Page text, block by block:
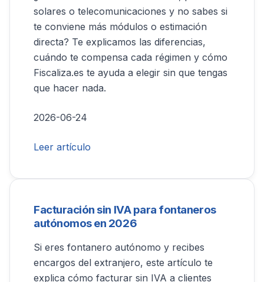
solares o telecomunicaciones y no sabes si
te conviene más módulos o estimación
directa? Te explicamos las diferencias,
cuándo te compensa cada régimen y cómo
Fiscaliza.es te ayuda a elegir sin que tengas
que hacer nada.
2026-06-24
Leer artículo
Facturación sin IVA para fontaneros
autónomos en 2026
Si eres fontanero autónomo y recibes
encargos del extranjero, este artículo te
explica cómo facturar sin IVA a clientes